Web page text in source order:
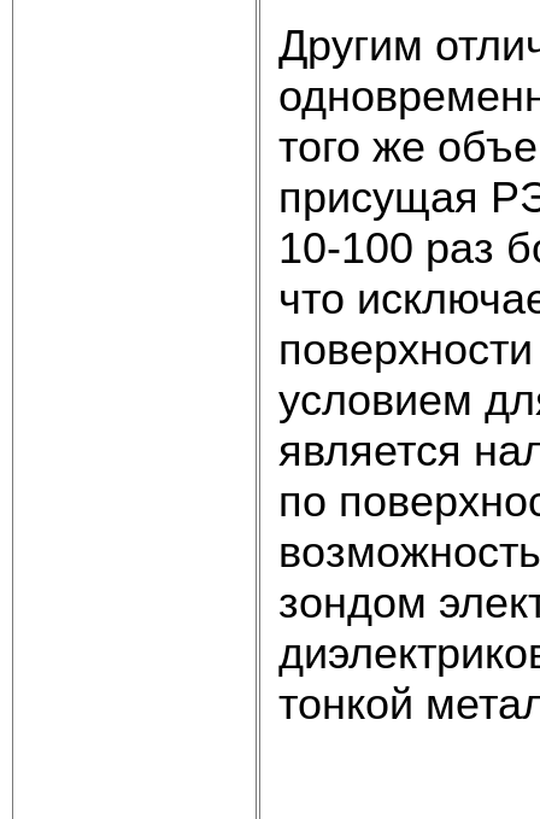
Другим
того же
присущая
10-100 раз
что
условием
является
по
зондом
тонкой